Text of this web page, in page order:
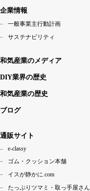
企業情報
一般事業主行動計画
サステナビリティ
和気産業のメディア
DIY業界の歴史
和気産業の歴史
ブログ
通販サイト
e-classy
ゴム・クッション本舗
イスが静かに.com
たっぷりツマミ・取っ手屋さん